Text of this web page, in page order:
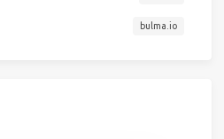
bulma.io